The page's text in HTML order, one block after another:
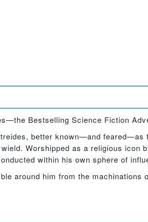
Bestselling Science Fiction
better known—and
Worshipped as a religious
within his own sphere of
around him from the